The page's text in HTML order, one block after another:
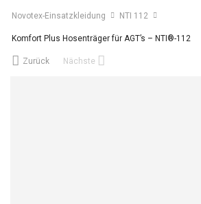
Novotex-Einsatzkleidung NTI 112
Komfort Plus Hosenträger für AGT’s – NTI®-112
Zurück Nächste